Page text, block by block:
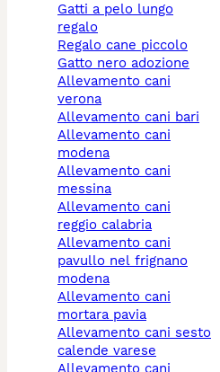
gatti a pelo lungo
regalo
regalo cane piccolo
gatto nero adozione
allevamento cani
verona
allevamento cani bari
allevamento cani
modena
allevamento cani
messina
allevamento cani
reggio calabria
allevamento cani
pavullo nel frignano
modena
allevamento cani
mortara pavia
allevamento cani sesto
calende varese